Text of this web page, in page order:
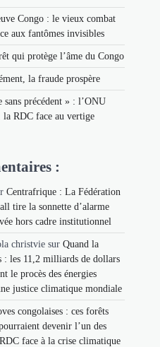
Congo : le vieux combat
aux fantômes invisibles
qui protège l’âme du Congo
la fraude prospère
sans précédent » : l’ONU
la RDC face au vertige
:
Centrafrique : La Fédération
tire la sonnette d’alarme
hors cadre institutionnel
christvie sur Quand la
: les 11,2 milliards de dollars
le procès des énergies
justice climatique mondiale
congolaises : ces forêts
devenir l’un des
face à la crise climatique